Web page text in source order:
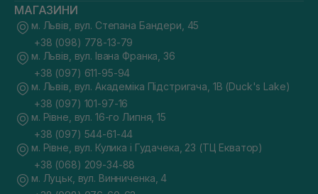
МАГАЗИНИ
м. Львів, вул. Степана Бандери, 45
+38 (098) 778-13-79
м. Львів, вул. Івана Франка, 36
+38 (097) 611-95-94
м. Львів, вул. Академіка Підстригача, 1В (Duck's Lake)
+38 (097) 101-97-16
м. Рівне, вул. 16-го Липня, 15
+38 (097) 544-61-44
м. Рівне, вул. Кулика і Гудачека, 23 (ТЦ Екватор)
+38 (068) 209-34-88
м. Луцьк, вул. Винниченка, 4